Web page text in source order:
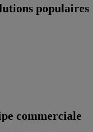
populaires
commerciale